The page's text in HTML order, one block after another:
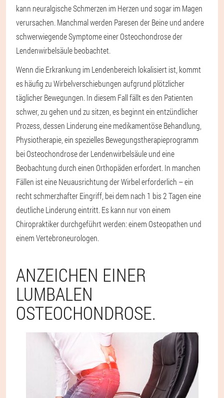
kann neuralgische Schmerzen im Herzen und sogar im Magen
verursachen. Manchmal werden Paresen der Beine und andere
schwerwiegende Symptome einer Osteochondrose der
Lendenwirbelsäule beobachtet.
Wenn die Erkrankung im Lendenbereich lokalisiert ist, kommt
es häufig zu Wirbelverschiebungen aufgrund plötzlicher
täglicher Bewegungen. In diesem Fall fällt es den Patienten
schwer, zu gehen und zu sitzen, es beginnt ein entzündlicher
Prozess, dessen Linderung eine medikamentöse Behandlung,
Physiotherapie, ein spezielles Bewegungstherapieprogramm
bei Osteochondrose der Lendenwirbelsäule und eine
Beobachtung durch einen Orthopäden erfordert. In manchen
Fällen ist eine Neuausrichtung der Wirbel erforderlich – ein
recht schmerzhafter Eingriff, bei dem nach 1 bis 2 Tagen eine
deutliche Linderung eintritt. Es kann nur von einem
Chiropraktiker durchgeführt werden: einem Osteopathen und
einem Vertebroneurologen.
ANZEICHEN EINER
LUMBALEN
OSTEOCHONDROSE.